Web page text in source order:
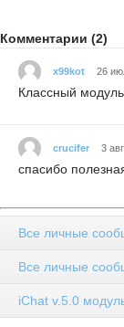
Комментарии (2)
x99kot 26
Классный
crucifer 3
спасибо
Все личные
Все личные
iChat v.5.0